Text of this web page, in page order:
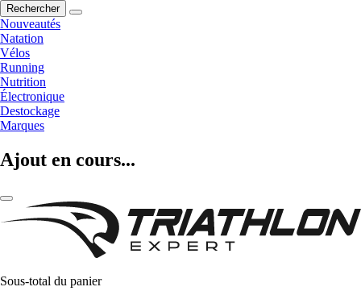
Rechercher
Nouveautés
Natation
Vélos
Running
Nutrition
Électronique
Destockage
Marques
Ajout en cours...
Sous-total du panier